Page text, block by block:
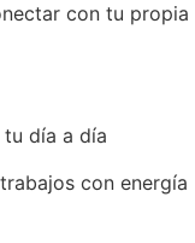
con tu propia
día a día
con energía